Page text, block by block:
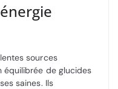
sources
équilibrée de glucides
saines. Ils